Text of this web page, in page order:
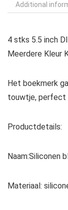
Additional
4 stks 5.5 inch
Meerdere Kleur
Het boekmerk
touwtje, perfect
Productdetails:
Naam:Siliconen
Materiaal: